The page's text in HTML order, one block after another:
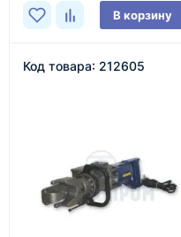
В корзину
Код товара: 212605